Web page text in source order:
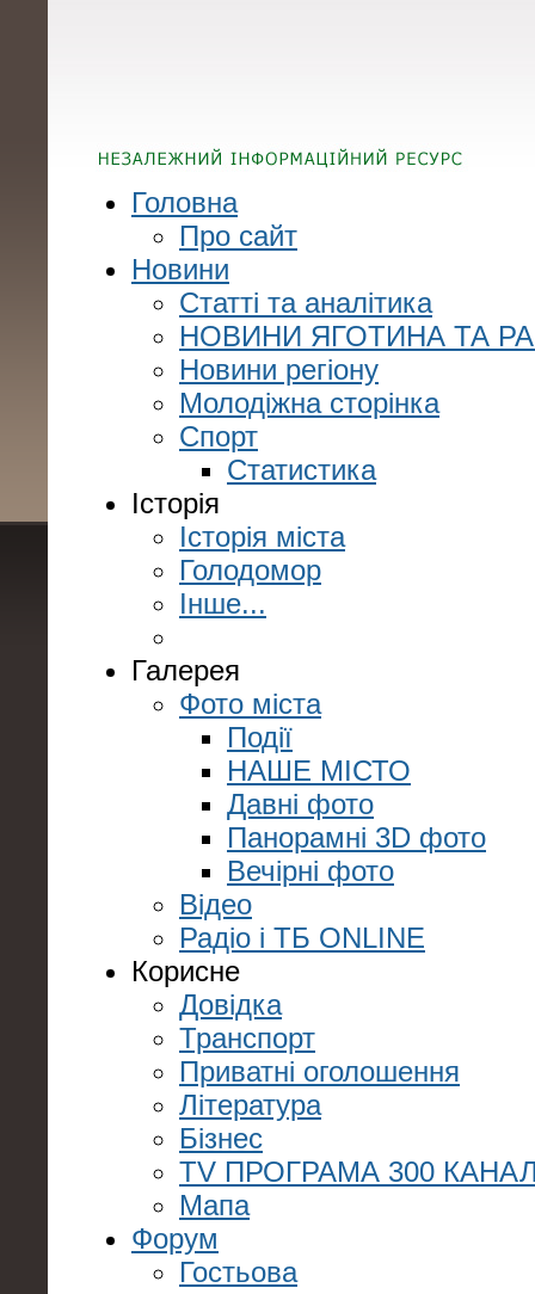
Головна
Про сайт
Новини
Статті та аналітика
НОВИНИ ЯГОТИНА ТА
Новини регіону
Молодіжна сторінка
Спорт
Статистика
Історія
Історія міста
Голодомор
Інше...
Галерея
Фото міста
Події
НАШЕ МІСТО
Давні фото
Панорамні 3D фото
Вечірні фото
Відео
Радіо і ТБ ONLINE
Корисне
Довідка
Транспорт
Приватні оголошення
Література
Бізнес
TV ПРОГРАМА 300
Мапа
Форум
Гостьова